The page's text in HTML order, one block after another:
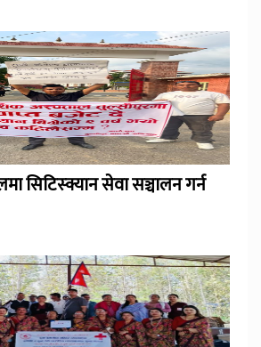
सिटिस्क्यान सेवा सञ्चालन गर्न